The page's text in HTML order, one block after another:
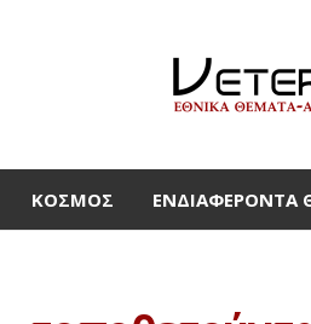
ΚΌΣΜΟΣ ΕΝΔΙΑΦΈΡΟΝΤΑ